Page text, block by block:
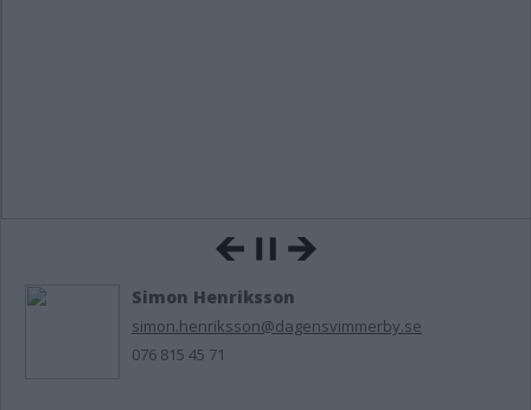
Simon Henriksson
simon.henriksson@dagensvimmerby.se
076 815 45 71